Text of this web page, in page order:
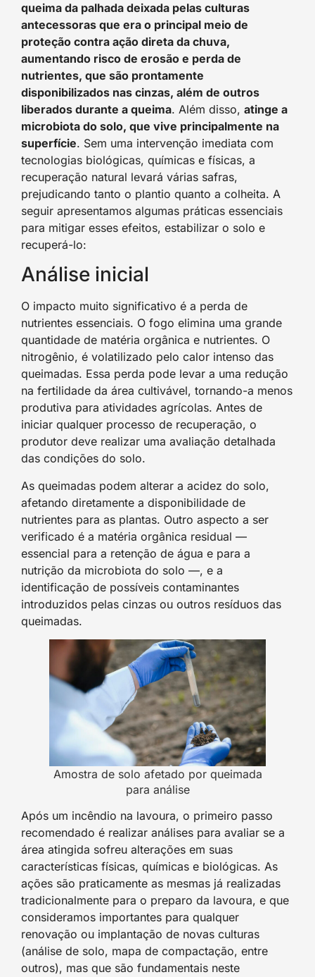
queima da palhada deixada pelas culturas
antecessoras que era o principal meio de
proteção contra ação direta da chuva,
aumentando risco de erosão e perda de
nutrientes, que são prontamente
disponibilizados nas cinzas, além de outros
liberados durante a queima. Além disso, atinge a
microbiota do solo, que vive principalmente na
superfície. Sem uma intervenção imediata com
tecnologias biológicas, químicas e físicas, a
recuperação natural levará várias safras,
prejudicando tanto o plantio quanto a colheita. A
seguir apresentamos algumas práticas essenciais
para mitigar esses efeitos, estabilizar o solo e
recuperá-lo:
Análise inicial
O impacto muito significativo é a perda de
nutrientes essenciais. O fogo elimina uma grande
quantidade de matéria orgânica e nutrientes. O
nitrogênio, é volatilizado pelo calor intenso das
queimadas. Essa perda pode levar a uma redução
na fertilidade da área cultivável, tornando-a menos
produtiva para atividades agrícolas. Antes de
iniciar qualquer processo de recuperação, o
produtor deve realizar uma avaliação detalhada
das condições do solo.
As queimadas podem alterar a acidez do solo,
afetando diretamente a disponibilidade de
nutrientes para as plantas. Outro aspecto a ser
verificado é a matéria orgânica residual —
essencial para a retenção de água e para a
nutrição da microbiota do solo —, e a
identificação de possíveis contaminantes
introduzidos pelas cinzas ou outros resíduos das
queimadas.
Amostra de solo afetado por queimada
para análise
Após um incêndio na lavoura, o primeiro passo
recomendado é realizar análises para avaliar se a
área atingida sofreu alterações em suas
características físicas, químicas e biológicas. As
ações são praticamente as mesmas já realizadas
tradicionalmente para o preparo da lavoura, e que
consideramos importantes para qualquer
renovação ou implantação de novas culturas
(análise de solo, mapa de compactação, entre
outros), mas que são fundamentais neste